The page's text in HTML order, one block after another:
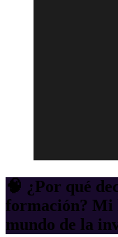
🧠 ¿Por qué
formación? Mi
mundo de la